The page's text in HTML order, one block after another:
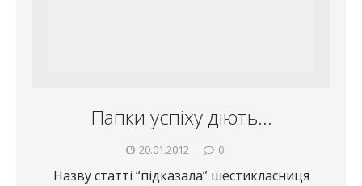
Папки успіху діють…
20.01.2012 0
Назву статті “підказала” шестикласниця